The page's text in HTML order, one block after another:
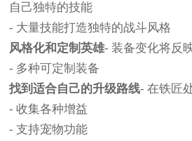
自己独特的技能
- 大量技能打造独特的战斗风格
风格化和定制英雄- 装备变化将反
- 多种可定制装备
找到适合自己的升级路线- 在铁匠
- 收集各种增益
- 支持宠物功能